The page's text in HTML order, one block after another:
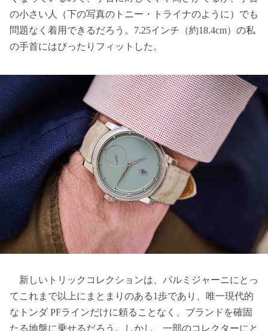
の小さい人（下の写真のトニー・トライナのように）でも
問題なく着用できるだろう。7.25インチ（約18.4cm）の私
の手首にはぴったりフィットした。
新しいトリックコレクションは、パルミジャーニにとっ
てこれまで以上にまとまりのある1歩であり、唯一現代的
なトンダ PFラインだけに頼ることなく、ブランドを確固
たる地盤に乗せるだろう。しかし、一部のコレクターにと